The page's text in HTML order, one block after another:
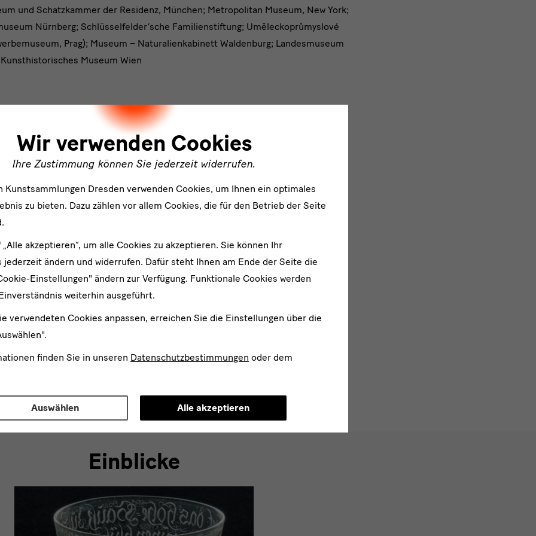
und Schatzkammer der Residenz, München; Metropolitan Museum, New York;
Nürnberg; Schlüsselfelder‘sche Familienstiftung; Uměleckoprůmyslové
Prag); Museum – Naturalienkabinett Waldenburg; Landesmuseum
Museum Wien
Grünes Gewölbe
Nationalmuseum München,
und Hohlglas
für Forschung und wissenschaftliche Kooperation
Leiterin der naturwissenschaftlichen Abteilung, Doerner Institut, München
Rossendorf, Institut für Ionenstrahlphysik und Materialforschung
Freiberg, Institut für Mineralogie
Einblicke
Wir verwenden Cookies
Ihre Zustimmung können Sie jederzeit widerrufen.
Kunstsammlungen Dresden verwenden Cookies, um Ihnen ein optimales
zu bieten. Dazu zählen vor allem Cookies, die für den Betrieb der Seite
akzeptieren“, um alle Cookies zu akzeptieren. Sie können Ihr
jederzeit ändern und widerrufen. Dafür steht Ihnen am Ende der Seite die
Einstellungen" ändern zur Verfügung. Funktionale Cookies werden
weiterhin ausgeführt.
verwendeten Cookies anpassen, erreichen Sie die Einstellungen über die
finden Sie in unseren Datenschutzbestimmungen oder dem
Auswählen Alle akzeptieren